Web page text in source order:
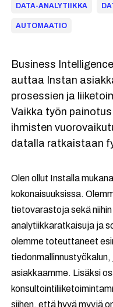
DATA-ANALYTIIKKA
AUTOMAATIO
Business
auttaa Instan
prosessien ja
Vaikka työn
ihmisten
datalla ratkaistaan
Olen ollut Installa
kokonaisuuksissa.
tietovarastoja sekä
analytiikkaratkaisuja ja
olemme toteuttaneet
asiakkaamme. Lisäksi
siihen, että hyvä myyjä